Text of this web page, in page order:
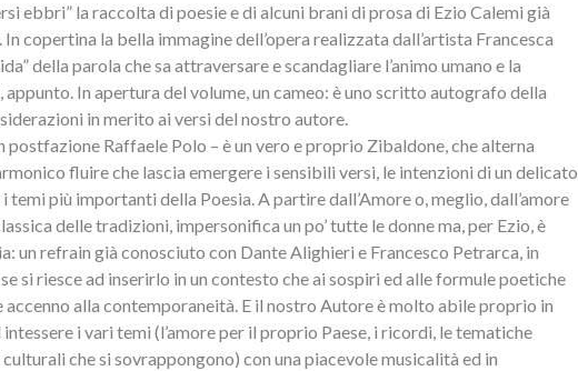
ebbri” la raccolta di poesie e di alcuni brani di prosa di Ezio Calemi già
copertina la bella immagine dell’opera realizzata dall’artista Francesca
della parola che sa attraversare e scandagliare l’animo umano e la
In apertura del volume, un cameo: è uno scritto autografo della
in merito ai versi del nostro autore.
postfazione Raffaele Polo – è un vero e proprio Zibaldone, che alterna
fluire che lascia emergere i sensibili versi, le intenzioni di un delicato
più importanti della Poesia. A partire dall’Amore o, meglio, dall’amore
delle tradizioni, impersonifica un po’ tutte le donne ma, per Ezio, è
un refrain già conosciuto con Dante Alighieri e Francesco Petrarca, in
si riesce ad inserirlo in un contesto che ai sospiri ed alle formule poetiche
accenno alla contemporaneità. E il nostro Autore è molto abile proprio in
i vari temi (l’amore per il proprio Paese, i ricordi, le tematiche
che si sovrappongono) con una piacevole musicalità ed in